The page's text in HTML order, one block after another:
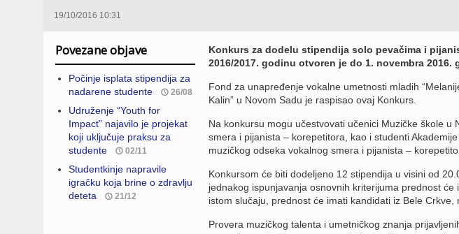
19/10/2016 10:31
Povezane objave
Počinje isplata stipendija za
nadarene studente
26/08
Udruženje “Youth for
Impact” najavilo je projekаt
koji uključuje praksu za
studente
02/11
Studentkinje napravile
igračku koja brine o zdravlju
deteta
21/12
Konkurs za dodelu stipendija solo pevačima i
2016/2017. godinu otvoren je do 1. novembra 2016.
Fond za unapređenje vokalne umetnosti mladih
Kalin” u Novom Sadu je raspisao ovaj Konkurs.
Na konkursu mogu učestvovati učenici Muzičke škole u
smera i pijanista – korepetitora, kao i studenti
muzičkog odseka vokalnog smera i pijanista –
Konkursom će biti dodeljeno 12 stipendija u visini od
jednakog ispunjavanja osnovnih kriterijuma prednost
istom slučaju, prednost će imati kandidati iz Bele Crkve,
Provera muzičkog talenta i umetničkog znanja